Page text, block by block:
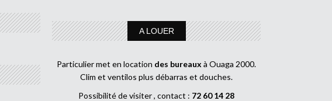
A LOUER
Particulier met en location des bureaux à Ouaga 2000.
Clim et ventilos plus débarras et douches.
Possibilité de visiter , contact : 72 60 14 28